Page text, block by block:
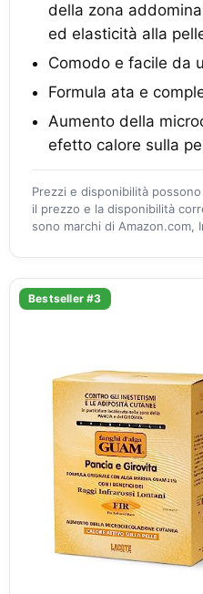
della zona
ed elasticità alla
Comodo e facile da
Formula ata e
Aumento della
efetto calore sulla
Prezzi e disponibilità
il prezzo e la disponibilità
sono marchi di Amazon.com,
Bestseller #3